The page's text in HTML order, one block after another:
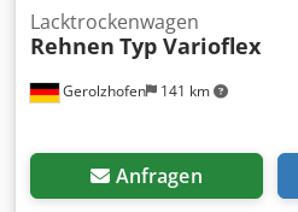
Gerolzhofen 141 km
Lacktrockenwagen
Rehnen Typ Varioflex
Anfragen